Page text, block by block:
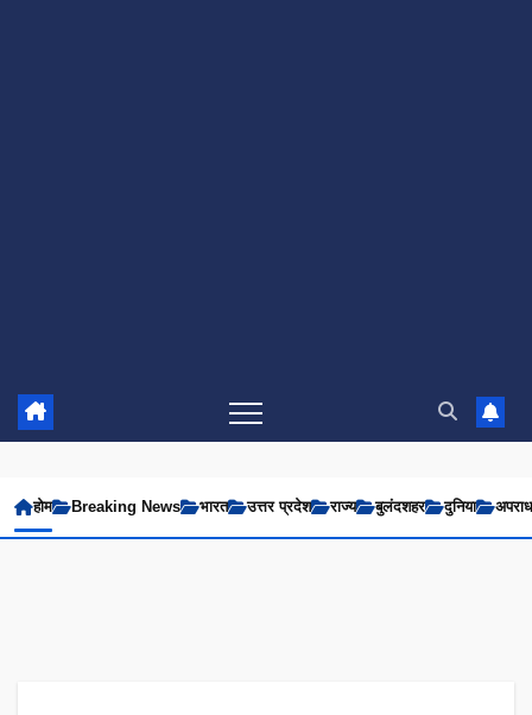
होम Breaking News भारत उत्तर प्रदेश राज्य बुलंदशहर दुनिया अपराध